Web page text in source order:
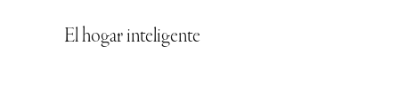
El hogar inteligente